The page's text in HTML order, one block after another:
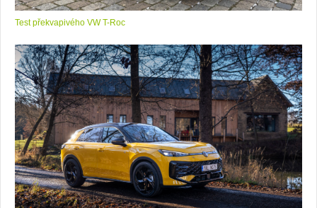
Test překvapivého VW T-Roc